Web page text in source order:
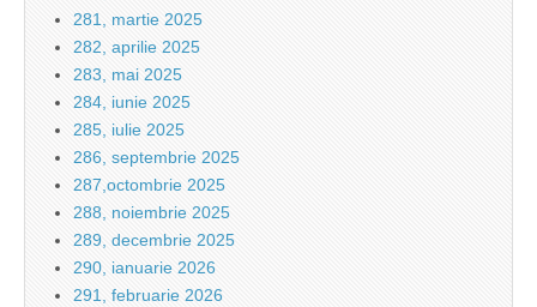
281, martie 2025
282, aprilie 2025
283, mai 2025
284, iunie 2025
285, iulie 2025
286, septembrie 2025
287,octombrie 2025
288, noiembrie 2025
289, decembrie 2025
290, ianuarie 2026
291, februarie 2026